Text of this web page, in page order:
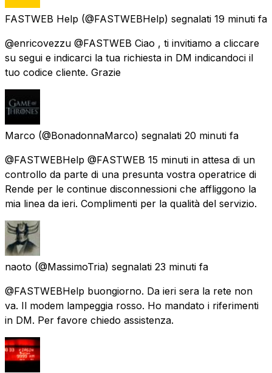
FASTWEB Help (@FASTWEBHelp) segnalati 19 minuti fa
@enricovezzu @FASTWEB Ciao , ti invitiamo a cliccare
su segui e indicarci la tua richiesta in DM indicandoci il
tuo codice cliente. Grazie
Marco (@BonadonnaMarco) segnalati 20 minuti fa
@FASTWEBHelp @FASTWEB 15 minuti in attesa di un
controllo da parte di una presunta vostra operatrice di
Rende per le continue disconnessioni che affliggono la
mia linea da ieri. Complimenti per la qualità del servizio.
naoto (@MassimoTria) segnalati 23 minuti fa
@FASTWEBHelp buongiorno. Da ieri sera la rete non
va. Il modem lampeggia rosso. Ho mandato i riferimenti
in DM. Per favore chiedo assistenza.